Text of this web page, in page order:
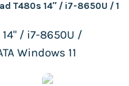
T480s 14″ / i7-8650U /